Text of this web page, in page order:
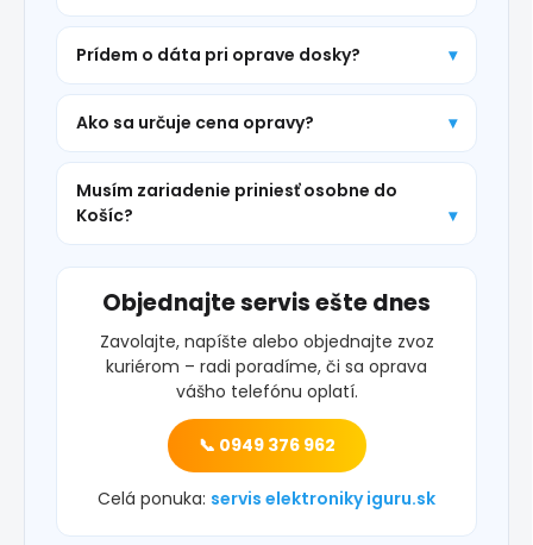
Prídem o dáta pri oprave dosky?
Ako sa určuje cena opravy?
Musím zariadenie priniesť osobne do
Košíc?
Objednajte servis ešte dnes
Zavolajte, napíšte alebo objednajte zvoz
kuriérom – radi poradíme, či sa oprava
vášho telefónu oplatí.
📞 0949 376 962
Celá ponuka: servis elektroniky iguru.sk